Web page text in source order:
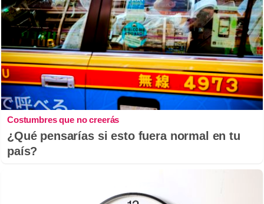
Costumbres que no creerás
¿Qué pensarías si esto fuera normal en tu
país?